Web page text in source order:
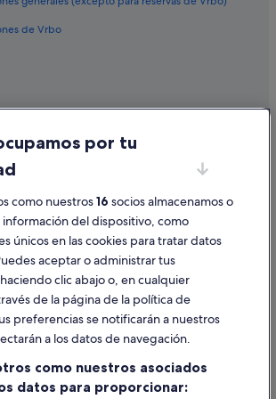
Callao Salvaje
en Callao Salvaje
Callao Salvaje
en Callao Salvaje
Paraíso
Paraíso
en Playa Paraíso
en Callao Salvaje
en Callao Salvaje
de Vrbo
y cómo denunciar contenido
de hotel o de un alquiler vacacional
Expedia
por tu
como nuestros16 socios almacenamos o
información del dispositivo, como
únicos en las cookies para tratar datos
aceptar o administrar tus
clic abajo o, en cualquier
de la página de la política de
preferencias se notificarán a nuestros
a los datos de navegación.
como nuestros asociados
datos para proporcionar: